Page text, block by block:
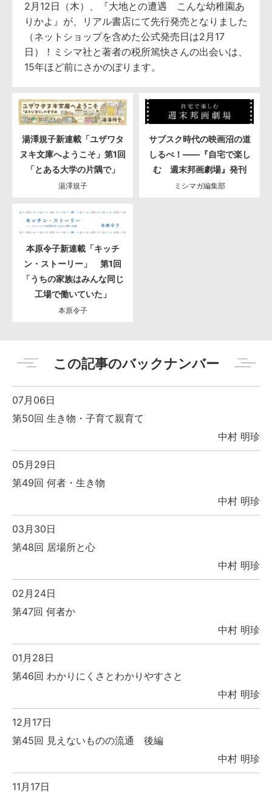
2月12日（木）、『大地との遭遇 こんな幼稚園あ
りかよ』が、リアル書店にて先行発売となりました
（ネットショップを含めた公式発売日は2月17
日）！ミシマ社と著者の税所篤快さんの出会いは、
15年ほど前にさかのぼります。
湯澤規子新連載「ユザワタ
ヌキ文庫へようこそ」第1回
「とある大学の片隅で」
湯澤規子
サブスク時代の映画沼の道
しるべ！――『自宅で楽し
む 週末邦画劇場』発刊
ミシマガ編集部
本原令子新連載「キッチ
ン・ストーリー」 第1回
「うちの家族はみんな同じ
工場で働いていた」
本原令子
この記事のバックナンバー
07月06日
第50回 生き物・子育て親育て
中村 明珍
05月29日
第49回 何者・生き物
中村 明珍
03月30日
第48回 居場所と心
中村 明珍
02月24日
第47回 何者か
中村 明珍
01月28日
第46回 わかりにくさとわかりやすさと
中村 明珍
12月17日
第45回 見えないものの流通 後編
中村 明珍
11月17日